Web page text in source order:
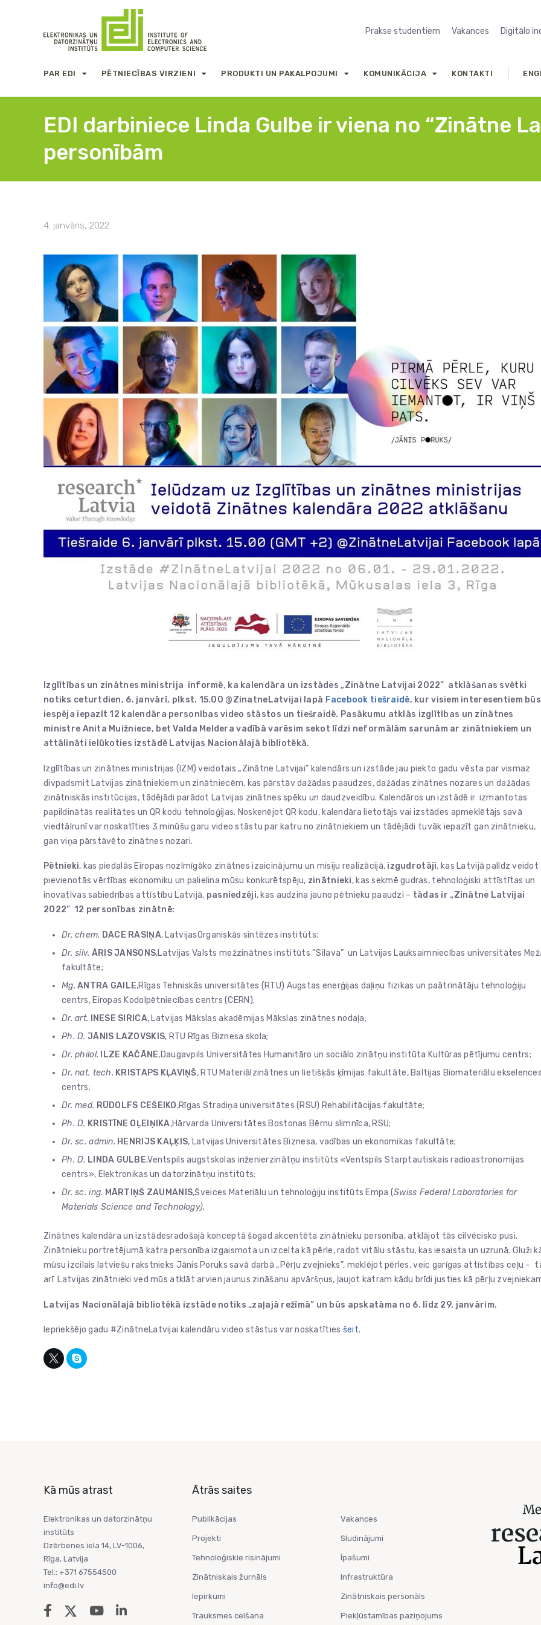
Prakse studentiem Vakances Digitālo
PAR EDI PĒTNIECĪBAS VIRZIENI PRODUKTI UN PAKALPOJUMI KOMUNIKĀCIJA KONTAKTI
EDI darbiniece Linda Gulbe ir viena no “Zinātne
personībām
4. janvāris, 2022
Izglītības un zinātnes ministrija informē, ka kalendāra un izstādes „Zinātne Latvijai 2022” atklāšanas svētki
notiks ceturtdien, 6. janvārī, plkst. 15.00 @ZinatneLatvijai lapā Facebook tiešraidē, kur visiem interesentiem būs
iespēja iepazīt 12 kalendāra personības video stāstos un tiešraidē. Pasākumu atklās izglītības un zinātnes
ministre Anita Muižniece, bet Valda Meldera vadībā varēsim sekot līdzi neformālām sarunām ar zinātniekiem un
attālināti ielūkoties izstādē Latvijas Nacionālajā bibliotēkā.
Izglītības un zinātnes ministrijas (IZM) veidotais „Zinātne Latvijai” kalendārs un izstāde jau piekto gadu vēsta par vismaz
divpadsmit Latvijas zinātniekiem un zinātniecēm, kas pārstāv dažādas paaudzes, dažādas zinātnes nozares un dažādas
zinātniskās institūcijas, tādējādi parādot Latvijas zinātnes spēku un daudzveidību. Kalendāros un izstādē ir izmantotas
papildinātās realitātes un QR kodu tehnoloģijas. Noskenējot QR kodu, kalendāra lietotājs vai izstādes apmeklētājs savā
viedtālrunī var noskatīties 3 minūšu garu video stāstu par katru no zinātniekiem un tādējādi tuvāk iepazīt gan zinātnieku,
gan viņa pārstāvēto zinātnes nozari.
Pētnieki, kas piedalās Eiropas nozīmīgāko zinātnes izaicinājumu un misiju realizācijā, izgudrotāji, kas Latvijā palīdz veidot
pievienotās vērtības ekonomiku un palielina mūsu konkurētspēju, zinātnieki, kas sekmē gudras, tehnoloģiski attīstītas un
inovatīvas sabiedrības attīstību Latvijā, pasniedzēji, kas audzina jauno pētnieku paaudzi – tādas ir „Zinātne Latvijai
2022” 12 personības zinātnē:
Dr. chem. DACE RASIŅA, LatvijasOrganiskās sintēzes institūts;
Dr. silv. ĀRIS JANSONS,Latvijas Valsts mežzinātnes institūts “Silava” un Latvijas Lauksaimniecības universitātes
fakultāte;
Mg. ANTRA GAILE,Rīgas Tehniskās universitātes (RTU) Augstas enerģijas daļiņu fizikas un paātrinātāju tehnoloģiju
centrs, Eiropas Kodolpētniecības centrs (CERN);
Dr. art.
INESE SIRICA, Latvijas Mākslas akadēmijas Mākslas zinātnes nodaļa;
Ph. D. JĀNIS LAZOVSKIS, RTU Rīgas Biznesa skola;
Dr. philol.
ILZE KAČĀNE,Daugavpils Universitātes Humanitāro un sociālo zinātņu institūta Kultūras pētījumu centrs;
Dr. nat. tech. KRISTAPS KĻAVIŅŠ, RTU Materiālzinātnes un lietišķās ķīmijas fakultāte, Baltijas Biomateriālu
centrs;
Dr. med. RŪDOLFS CEŠEIKO,Rīgas Stradiņa universitātes (RSU) Rehabilitācijas fakultāte;
Ph. D. KRISTĪNE OĻEIŅIKA,Hārvarda Universitātes Bostonas Bērnu slimnīca, RSU;
Dr. sc. admin. HENRIJS KAĻĶIS, Latvijas Universitātes Biznesa, vadības un ekonomikas fakultāte;
Ph. D. LINDA GULBE,Ventspils augstskolas inženierzinātņu institūts «Ventspils Starptautiskais radioastronomijas
centrs», Elektronikas un datorzinātņu institūts;
Dr. sc. ing. MĀRTIŅŠ ZAUMANIS,Šveices Materiālu un tehnoloģiju institūts Empa (Swiss Federal Laboratories for
Materials Science and Technology).
Zinātnes kalendāra un izstādesradošajā konceptā šogad akcentēta zinātnieku personība, atklājot tās cilvēcisko pusi.
Zinātnieku portretējumā katra personība izgaismota un izcelta kā pērle, radot vitālu stāstu, kas iesaista un uzrunā. Gluži
mūsu izcilais latviešu rakstnieks Jānis Poruks savā darbā „Pērļu zvejnieks”, meklējot pērles, veic garīgas attīstības ceļu –
arī Latvijas zinātnieki ved mūs atklāt arvien jaunus zināšanu apvāršņus, ļaujot katram kādu brīdi justies kā pērļu
Latvijas Nacionālajā bibliotēkā izstāde notiks „zaļajā režīmā” un būs apskatāma no 6. līdz 29. janvārim.
Iepriekšējo gadu #ZinātneLatvijai kalendāru video stāstus var noskatīties šeit.
Kā mūs atrast
Elektronikas un datorzinātņu
institūts
Dzērbenes iela 14, LV-1006,
Rīga, Latvija
Tel.: +371 67554500
info@edi.lv
Ātrās saites
Publikācijas
Projekti
Tehnoloģiskie risinājumi
Zinātniskais žurnāls
Iepirkumi
Trauksmes celšana
Vakances
Sludinājumi
Īpašumi
Infrastruktūra
Zinātniskais personāls
Piekļūstamības paziņojums